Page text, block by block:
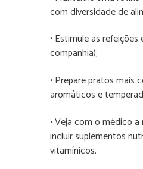
com diversidade de
• Estimule as
companhia);
• Prepare pratos mais
aromáticos e
• Veja com o médico
incluir suplementos
vitamínicos.